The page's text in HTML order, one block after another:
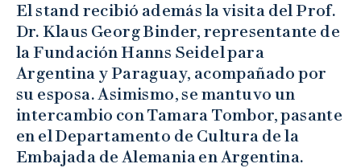
El stand recibió además la visita del Prof.
Dr. Klaus Georg Binder, representante de
la Fundación Hanns Seidel para
Argentina y Paraguay, acompañado por
su esposa. Asimismo, se mantuvo un
intercambio con Tamara Tombor, pasante
en el Departamento de Cultura de la
Embajada de Alemania en Argentina.